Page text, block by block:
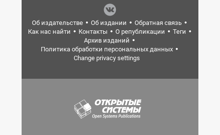
Об издательстве Об издании
Обратная связь
Как нас найти
Контакты О републикации
Теги
Архив изданий
Политика обработки персональных данных
Change privacy settings